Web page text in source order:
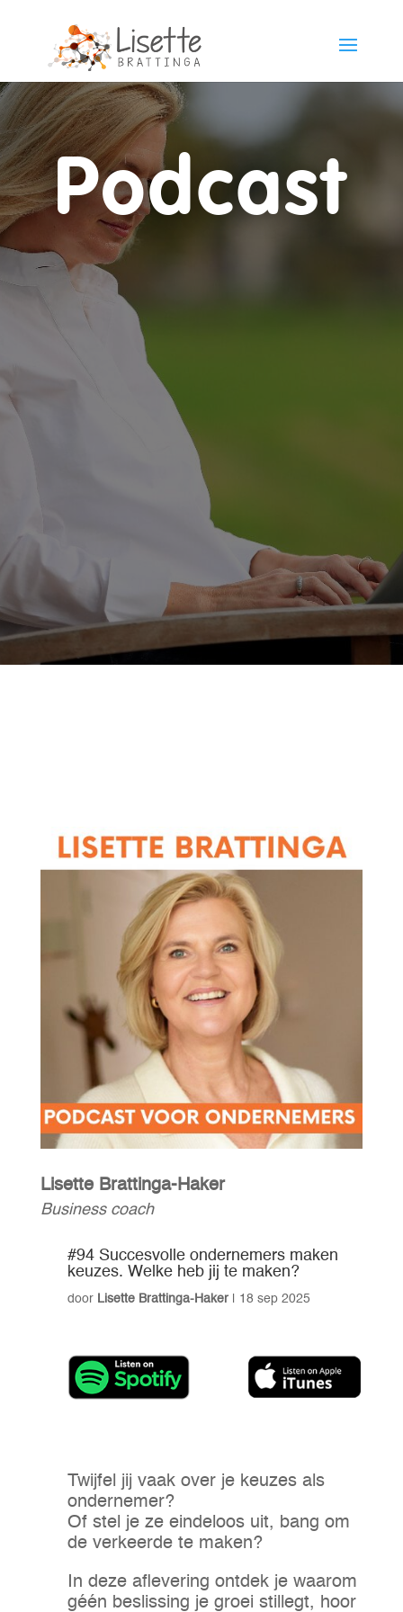
Podcast
Lisette Brattinga-Haker
Business coach
#94 Succesvolle ondernemers maken
keuzes. Welke heb jij te maken?
door Lisette Brattinga-Haker| 18 sep 2025
Twijfel jij vaak over je keuzes als
ondernemer?
Of stel je ze eindeloos uit, bang om
de verkeerde te maken?
In deze aflevering ontdek je waarom
géén beslissing je groei stillegt, hoor